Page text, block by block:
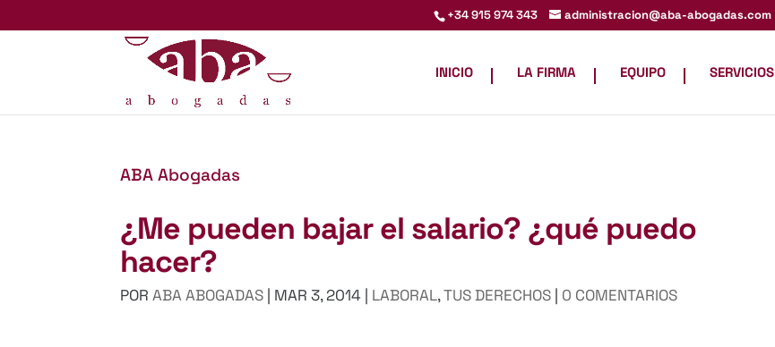
+34 915 974 343 administracion@aba-abogadas.com
INICIO LA FIRMA EQUIPO SERVICIOS
ABA Abogadas
¿Me pueden bajar el salario? ¿qué puedo
hacer?
PORABA ABOGADAS | MAR 3, 2014 | LABORAL,TUS DERECHOS | 0 COMENTARIOS